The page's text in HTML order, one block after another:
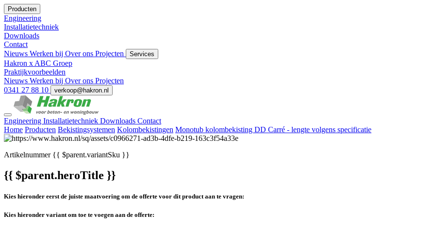
Producten
Engineering
Installatietechniek
Downloads
Contact
Nieuws Werken bij Over ons Projecten Services
Hakron x ABC Groep
Praktijkvoorbeelden
Nieuws Werken bij Over ons Projecten
0341 27 88 10
verkoop@hakron.nl
Engineering Installatietechniek Downloads Contact
Home Producten Bekistingsystemen Kolombekistingen Monotub kolombekisting DD Carré - lengte volgens specificatie
Artikelnummer{{ $parent.variantSku }}
{{ $parent.heroTitle }}
Kies hieronder eerst de juiste maatvoering om de offerte voor dit product aan te vragen:
Kies hieronder variant om toe te voegen aan de offerte: